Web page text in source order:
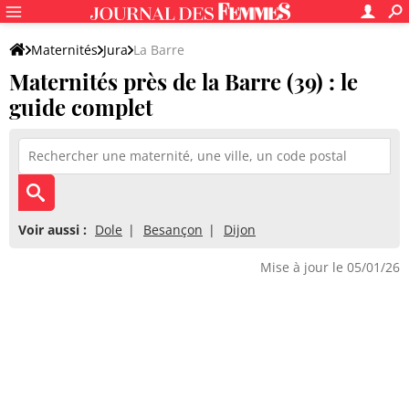
Maternités Jura La Barre
Maternités près de la Barre (39) : le
guide complet
Voir aussi : Dole Besançon Dijon
Mise à jour le 05/01/26